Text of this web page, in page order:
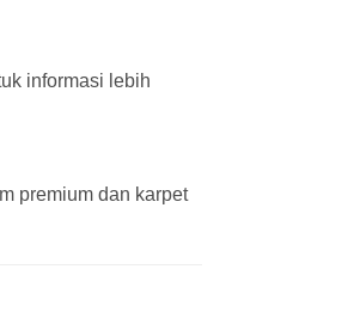
informasi lebih
premium dan karpet